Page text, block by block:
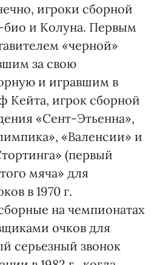
игроки сборной
био и Колуна. Первым
«черной»
за свою
и игравшим в
Кейта, игрок сборной
«Сент-Этьенна»,
«Валенсии» и
(первый
мяча» для
в 1970 г.
на чемпионатах
очков для
серьезный звонок